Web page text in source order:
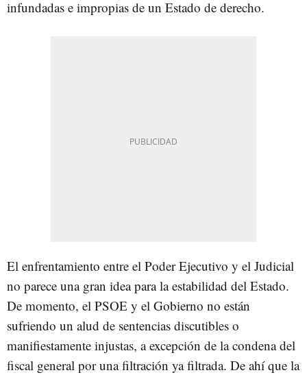
infundadas e impropias de un Estado de derecho.
El enfrentamiento entre el Poder Ejecutivo y el Judicial
no parece una gran idea para la estabilidad del Estado.
De momento, el PSOE y el Gobierno no están
sufriendo un alud de sentencias discutibles o
manifiestamente injustas, a excepción de la condena del
fiscal general por una filtración ya filtrada. De ahí que la